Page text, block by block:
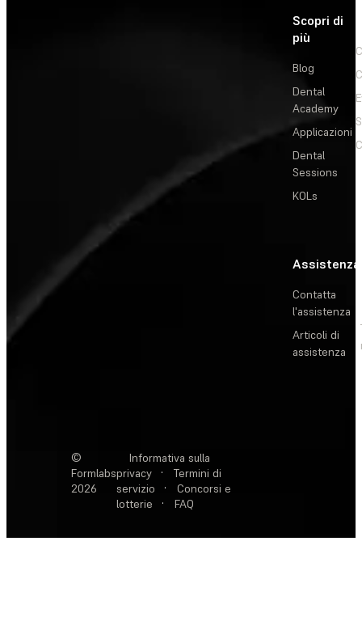
Scopri di
più
Blog
Dental
Academy
Applicazioni
Dental
Sessions
KOLs
Assistenza
Contatta
l'assistenza
Articoli di
assistenza
©
Formlabs
2026
Informativa sulla
privacy
·
Termini di
servizio
·
Concorsi e
lotterie
· FAQ